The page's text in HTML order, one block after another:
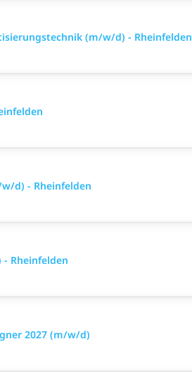
(m/w/d) - Rheinfelden
d) - Rheinfelden
Rheinfelden
2027 (m/w/d)